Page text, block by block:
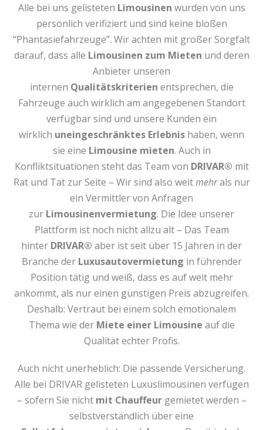
Alle bei uns gelisteten Limousinen wurden von uns
persönlich verifiziert und sind keine bloßen
“Phantasiefahrzeuge”. Wir achten mit großer Sorgfalt
darauf, dass alle Limousinen zum Mieten und deren
Anbieter unseren
internen Qualitätskriterien entsprechen, die
Fahrzeuge auch wirklich am angegebenen Standort
verfügbar sind und unsere Kunden ein
wirklich uneingeschränktes Erlebnis haben, wenn
sie eine Limousine mieten. Auch in
Konfliktsituationen steht das Team von DRIVAR® mit
Rat und Tat zur Seite – Wir sind also weitmehrals nur
ein Vermittler von Anfragen
zur Limousinenvermietung. Die Idee unserer
Plattform ist noch nicht allzu alt – Das Team
hinter DRIVAR® aber ist seit über 15 Jahren in der
Branche der Luxusautovermietung in führender
Position tätig und weiß, dass es auf weit mehr
ankommt, als nur einen günstigen Preis abzugreifen.
Deshalb: Vertraut bei einem solch emotionalem
Thema wie der Miete einer Limousine auf die
Qualität echter Profis.
Auch nicht unerheblich: Die passende Versicherung.
Alle bei DRIVAR gelisteten Luxuslimousinen verfügen
– sofern Sie nicht mit Chauffeurgemietet werden –
selbstverständlich über eine